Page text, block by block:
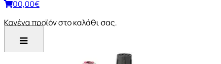
00,00€
Κανένα προϊόν στο καλάθι σας.